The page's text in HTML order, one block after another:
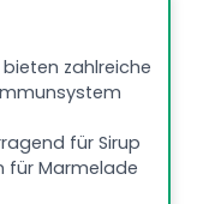
zahlreiche
für Sirup
für Marmelade